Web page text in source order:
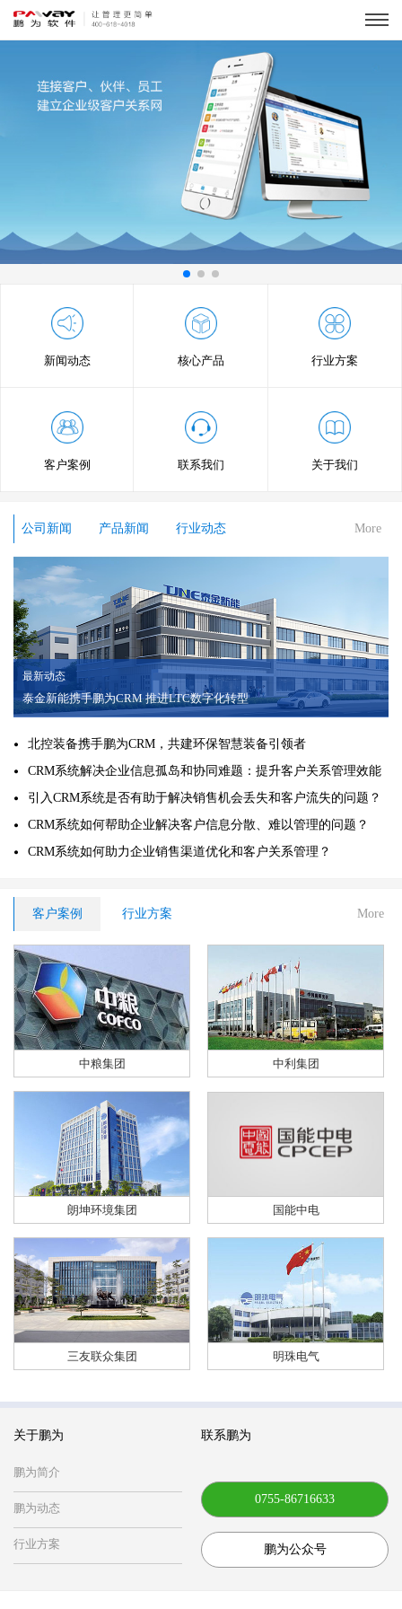
新闻动态 核心产品 行业方案
客户案例 联系我们 关于我们
公司新闻 产品新闻 行业动态 More
最新动态
泰金新能携手鹏为CRM 推进LTC数字化转型
北控装备携手鹏为CRM，共建环保智慧装备引领者
CRM系统解决企业信息孤岛和协同难题：提升客户关系管理效能
引入CRM系统是否有助于解决销售机会丢失和客户流失的问题？
CRM系统如何帮助企业解决客户信息分散、难以管理的问题？
CRM系统如何助力企业销售渠道优化和客户关系管理？
客户案例 行业方案 More
中粮集团 中利集团
朗坤环境集团 国能中电
三友联众集团 明珠电气
关于鹏为
鹏为简介
鹏为动态
行业方案
联系鹏为
0755-86716633
鹏为公众号